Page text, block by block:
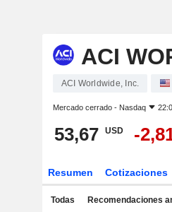
ACI
ACI Worldwide, Inc.
Mercado cerrado - Nasdaq
53,67 USD -
Resumen Cotizaciones
Todas Recomendaciones